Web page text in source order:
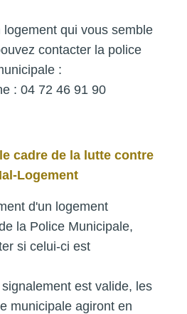
qui vous semble
contacter la police
:
: 04 72 46 91 90
cadre de la lutte contre
Logement
d'un logement
la Police Municipale,
si celui-ci est
est valide, les
municipale agiront en